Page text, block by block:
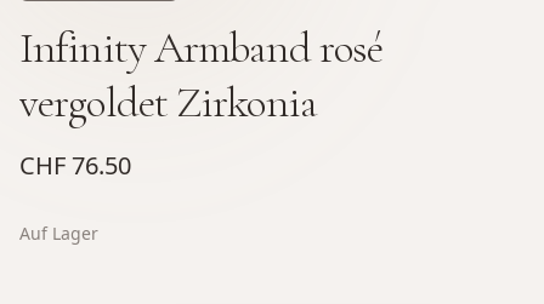
Infinity Armband rosé
vergoldet Zirkonia
CHF 76.50
Auf Lager